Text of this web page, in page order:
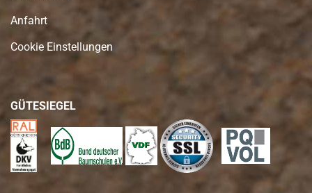
Anfahrt
Cookie Einstellungen
GÜTESIEGEL